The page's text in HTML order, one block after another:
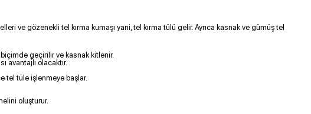
ve gözenekli tel kırma kumaşı yani, tel kırma tülü gelir. Ayrıca kasnak ve gümüş tel
geçirilir ve kasnak kitlenir.
avantajlı olacaktır.
tel tüle işlenmeye başlar.
oluşturur.